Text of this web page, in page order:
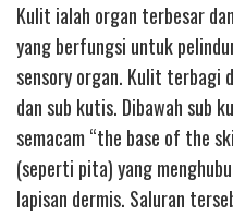
Kulit ialah organ terbesar
yang berfungsi untuk
sensory organ. Kulit terbagi
dan sub kutis. Dibawah sub
semacam “the base of the
(seperti pita) yang
lapisan dermis. Saluran